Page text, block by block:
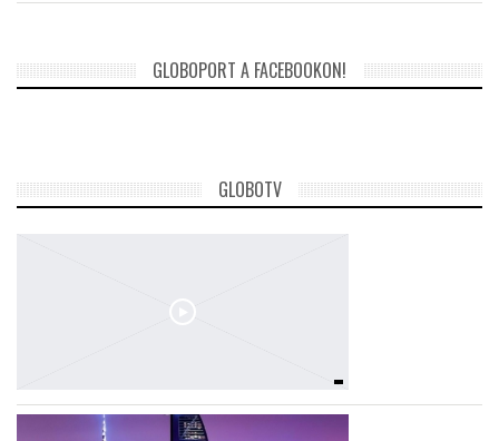
GLOBOPORT A FACEBOOKON!
GLOBOTV